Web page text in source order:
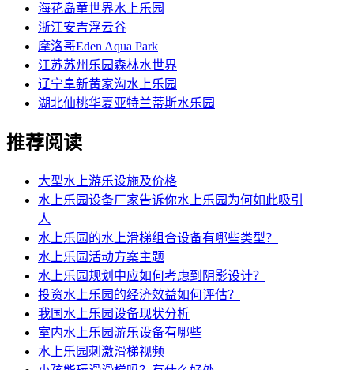
海花岛童世界水上乐园
浙江安吉浮云谷
摩洛哥Eden Aqua Park
江苏苏州乐园森林水世界
辽宁阜新黄家沟水上乐园
湖北仙桃华夏亚特兰蒂斯水乐园
推荐阅读
大型水上游乐设施及价格
水上乐园设备厂家告诉你水上乐园为何如此吸引
人
水上乐园的水上滑梯组合设备有哪些类型？
水上乐园活动方案主题
水上乐园规划中应如何考虑到阴影设计？
投资水上乐园的经济效益如何评估？
我国水上乐园设备现状分析
室内水上乐园游乐设备有哪些
水上乐园刺激滑梯视频